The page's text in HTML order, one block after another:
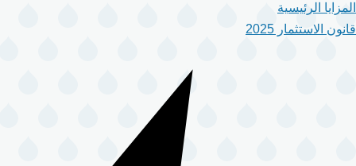
المزايا الرئيسية
قانون الاستثمار 2025